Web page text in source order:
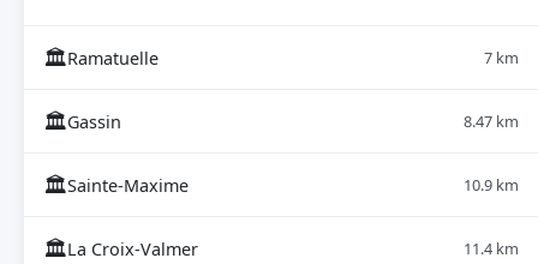
🏛Ramatuelle 7 km
🏛Gassin 8.47 km
🏛Sainte-Maxime 10.9 km
🏛La Croix-Valmer 11.4 km